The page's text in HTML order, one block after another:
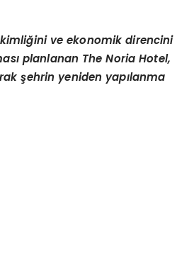
ğini ve ekonomik direncini
ı planlanan The Noria Hotel,
şehrin yeniden yapılanma